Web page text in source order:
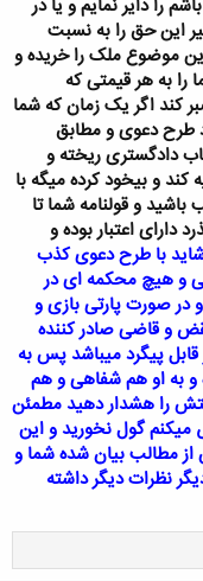
را دایر نمایم و یا در
این حق را به نسبت
موضوع ملک را خریده و
را به هر قیمتی که
کند اگر یک زمان که شما
طرح دعوی و مطابق
دادگستری ریخته و
کند و بیخود کرده میگه با
باشید و قولنامه شما تا
دارای اعتبار بوده و
با طرح دعوی کذب
و هیچ محکمه ای در
صورت پارتی بازی و
و قاضی صادر کننده
پیگرد میباشد پس به
و به او هم شفاهی و هم
را هشدار دهید مطمئن
گول نخورید و این
مطالب بیان شده شما و
نظرات دیگر داشته